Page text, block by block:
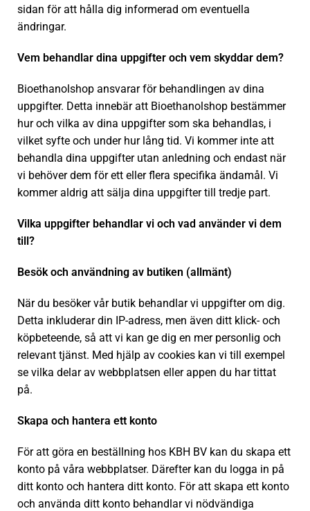
sidan för att hålla dig informerad om eventuella
ändringar.
Vem behandlar dina uppgifter och vem skyddar dem?
Bioethanolshop ansvarar för behandlingen av dina
uppgifter. Detta innebär att Bioethanolshop bestämmer
hur och vilka av dina uppgifter som ska behandlas, i
vilket syfte och under hur lång tid. Vi kommer inte att
behandla dina uppgifter utan anledning och endast när
vi behöver dem för ett eller flera specifika ändamål. Vi
kommer aldrig att sälja dina uppgifter till tredje part.
Vilka uppgifter behandlar vi och vad använder vi dem
till?
Besök och användning av butiken (allmänt)
När du besöker vår butik behandlar vi uppgifter om dig.
Detta inkluderar din IP-adress, men även ditt klick- och
köpbeteende, så att vi kan ge dig en mer personlig och
relevant tjänst. Med hjälp av cookies kan vi till exempel
se vilka delar av webbplatsen eller appen du har tittat
på.
Skapa och hantera ett konto
För att göra en beställning hos KBH BV kan du skapa ett
konto på våra webbplatser. Därefter kan du logga in på
ditt konto och hantera ditt konto. För att skapa ett konto
och använda ditt konto behandlar vi nödvändiga